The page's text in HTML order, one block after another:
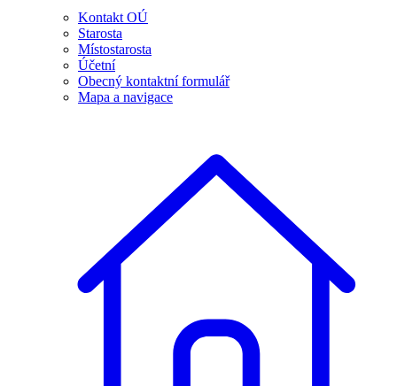
Kontakt OÚ
Starosta
Místostarosta
Účetní
Obecný kontaktní formulář
Mapa a navigace